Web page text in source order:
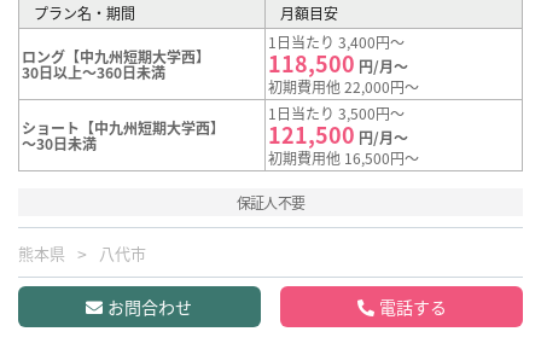
プラン名・期間 月額目安
ロング【中九州短期大学西】
30日以上～360日未満
1日当たり 3,400円～
118,500 円/月～
初期費用他 22,000円～
ショート【中九州短期大学西】
～30日未満
1日当たり 3,500円～
121,500 円/月～
初期費用他 16,500円～
保証人不要
熊本県 八代市
お問合わせ 電話する